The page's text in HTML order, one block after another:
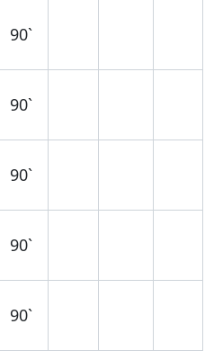
90`
90`
90`
90`
90`